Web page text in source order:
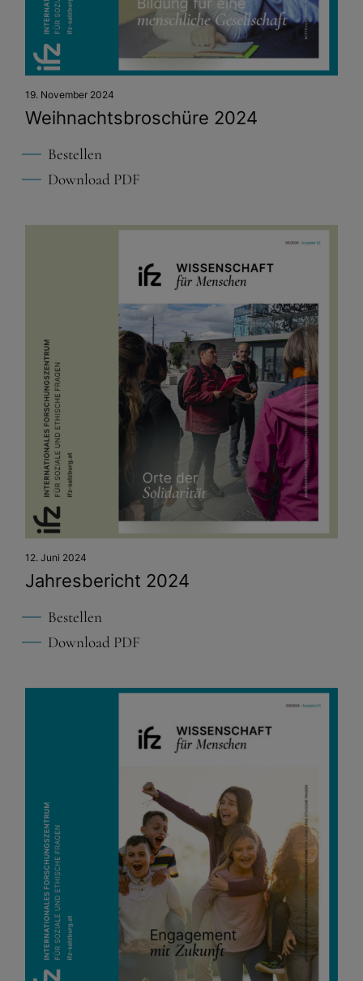
Weihnachts­bro­schüre 2024
19. November 2024
Bestellen
Download PDF
Jahresbericht 2024
12. Juni 2024
Bestellen
Download PDF